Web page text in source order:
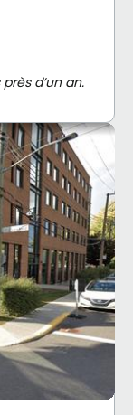
d’un an.